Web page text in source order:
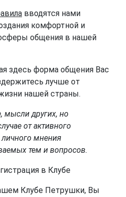
вводятся нами
комфортной и
общения в нашей
здесь форма общения Вас
лучше от
нашей страны.
мысли других, но
от активного
мнения
тем и вопросов.
в Клубе
Клубе Петрушки, Вы